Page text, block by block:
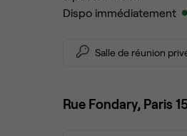
Dispo immédiatement
Salle de réunion
Rue Fondary, Paris